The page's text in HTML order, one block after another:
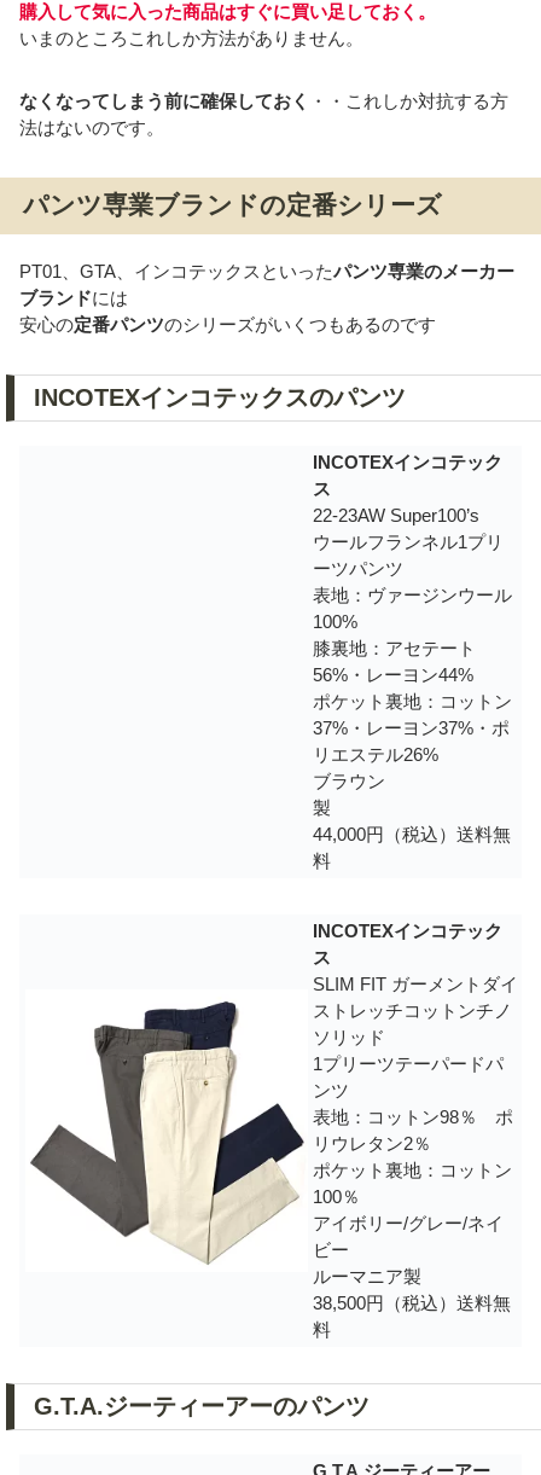
購入して気に入った商品はすぐに買い足しておく。
いまのところこれしか方法がありません。
なくなってしまう前に確保しておく ・・これしか対抗する方
法はないのです。
パンツ専業ブランドの定番シリーズ
PT01、GTA、インコテックスといったパンツ専業のメーカー
ブランドには
安心の定番パンツのシリーズがいくつもあるのです
INCOTEXインコテックスのパンツ
INCOTEXインコテック
ス
22-23AW Super100’s
ウールフランネル1プリ
ーツパンツ
表地：ヴァージンウール
100%
膝裏地：アセテート
56%・レーヨン44%
ポケット裏地：コットン
37%・レーヨン37%・ポ
リエステル26%
ブラウン
製
44,000円（税込）送料無
料
INCOTEXインコテック
ス
SLIM FIT ガーメントダイ
ストレッチコットンチノ
ソリッド
1プリーツテーパードパ
ンツ
表地：コットン98％ ポ
リウレタン2％
ポケット裏地：コットン
100％
アイボリー/グレー/ネイ
ビー
ルーマニア製
38,500円（税込）送料無
料
G.T.A.ジーティーアーのパンツ
G.T.A.ジーティーアー